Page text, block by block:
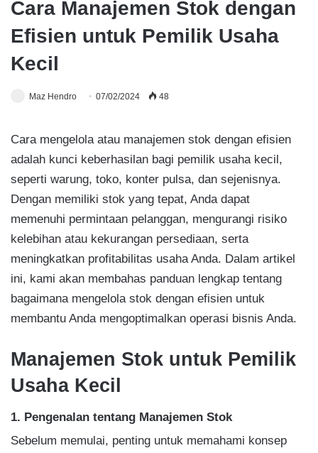
Cara Manajemen Stok dengan
Efisien untuk Pemilik Usaha
Kecil
Maz Hendro 07/02/2024 48
Cara mengelola atau manajemen stok dengan efisien
adalah kunci keberhasilan bagi pemilik usaha kecil,
seperti warung, toko, konter pulsa, dan sejenisnya.
Dengan memiliki stok yang tepat, Anda dapat
memenuhi permintaan pelanggan, mengurangi risiko
kelebihan atau kekurangan persediaan, serta
meningkatkan profitabilitas usaha Anda. Dalam artikel
ini, kami akan membahas panduan lengkap tentang
bagaimana mengelola stok dengan efisien untuk
membantu Anda mengoptimalkan operasi bisnis Anda.
Manajemen Stok untuk Pemilik
Usaha Kecil
1. Pengenalan tentang Manajemen Stok
Sebelum memulai, penting untuk memahami konsep